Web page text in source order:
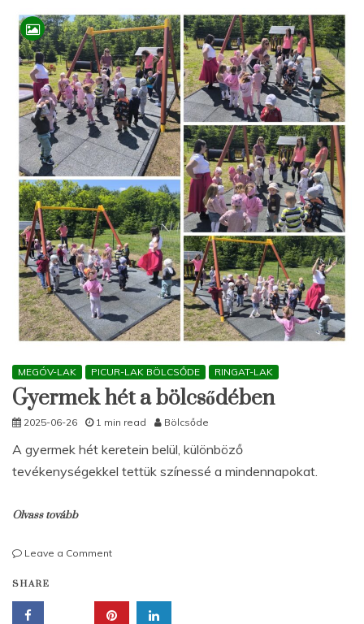
MEGÓV-LAK PICUR-LAK BÖLCSŐDE RINGAT-LAK
Gyermek hét a bölcsődében
2025-06-26 1 min read Bölcsőde
A gyermek hét keretein belül, különböző
tevékenységekkel tettük színessé a mindennapokat.
Olvass tovább
Leave a Commenton
a
bölcsődében
SHARE